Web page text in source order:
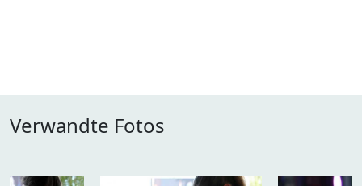
Verwandte Fotos